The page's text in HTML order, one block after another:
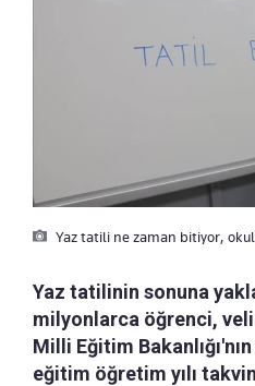
Yaz tatili ne zaman bitiyor,
Yaz tatilinin sonuna
milyonlarca öğrenci,
Milli Eğitim
eğitim öğretim yılı